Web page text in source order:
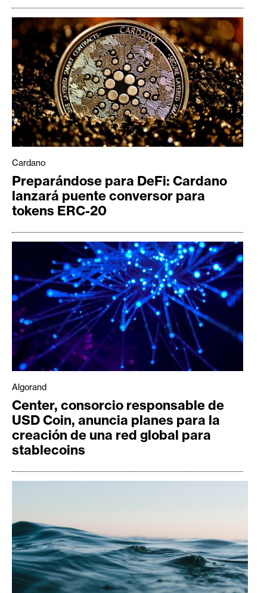
Cardano
Preparándose para DeFi: Cardano
lanzará puente conversor para
tokens ERC-20
Algorand
Center, consorcio responsable de
USD Coin, anuncia planes para la
creación de una red global para
stablecoins